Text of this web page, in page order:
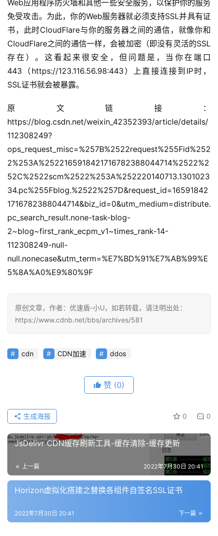
公
告
问
社
区
优
速
盾
动
登录 注册
Web应用程序防火墙和其他一些安全服务，以保护你的服务
免受攻击。为此，你的Web服务器就必须支持SSL并具有证
书，此时CloudFlare与你的服务器之间的通信，就像你和
CloudFlare之间的通信一样，会被加密（即没有灵活的SSL
存在）。这看起来很安全，但问题是，当你在端口
443（https://123.116.56.98:443）上直接连接到IP时，
SSL证书就会被暴露。
原文链接：
https://blog.csdn.net/weixin_42352393/article/details/
112308249?
ops_request_misc=%257B%2522request%255Fid%252
2%253A%2522165918421716782388044714%2522%2
52C%2522scm%2522%253A%252220140713.1301023
34.pc%255Fblog.%2522%257D&request_id=16591842
1716782388044714&biz_id=0&utm_medium=distribute.
pc_search_result.none-task-blog-
2~blog~first_rank_ecpm_v1~times_rank-14-
112308249-null-
null.nonecase&utm_term=%E7%BD%91%E7%AB%99%E
5%8A%A0%E9%80%9F
原创文章，作者：优速盾-小U，如若转载，请注明出处：
https://www.cdnb.net/bbs/archives/581
cdn CDN加速 ddos
赞 (0)
0 0
生成海报
JsDelivr CDN缓存刷新工具-缓存清除-缓存更新
上一篇 2022年7月30日 20:41
Horizon虚拟化搭建之替换各组件自签名SSL证书
下一篇
2022年7月30日 20:41